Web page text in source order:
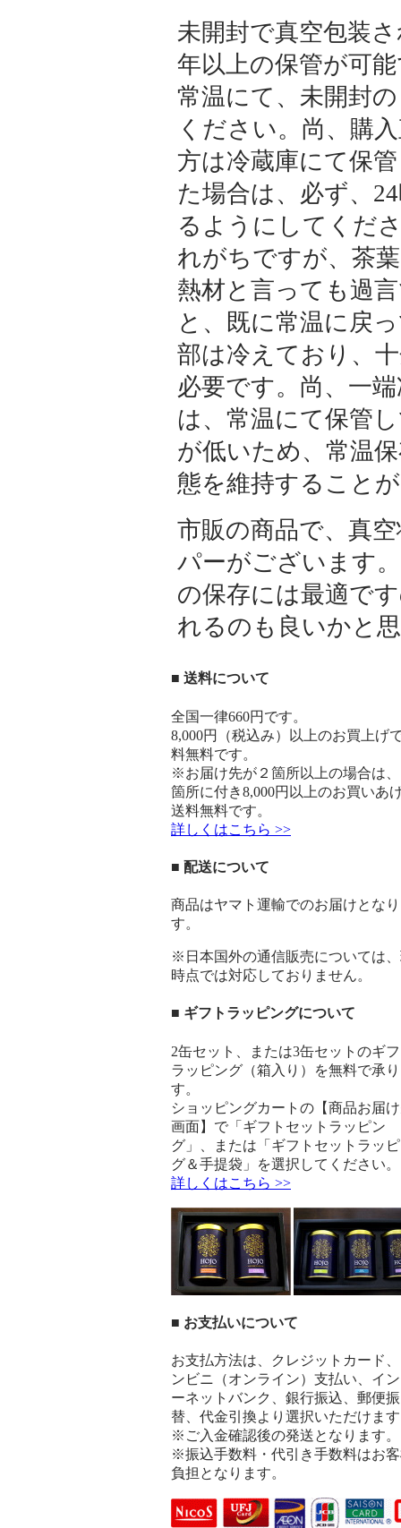
未開封で真空包装
年以上の保管が可
常温にて、未開封
ください。尚、購
方は冷蔵庫にて保
た場合は、必ず、
るようにしてくだ
れがちですが、茶
熱材と言っても過
と、既に常温に戻
部は冷えており、
必要です。尚、一
は、常温にて保管
が低いため、常温
態を維持すること
市販の商品で、真
パーがございます
の保存には最適で
れるのも良いかと
■ 送料について
全国一律660円です。
8,000円（税込み）以上のお買上げ
料無料です。
※お届け先が２箇所以上の場合は
箇所に付き8,000円以上のお買いあ
送料無料です。
詳しくはこちら >>
■ 配送について
商品はヤマト運輸でのお届けとな
す。
※日本国外の通信販売については
時点では対応しておりません。
■ ギフトラッピングについて
2缶セット、または3缶セットのギ
ラッピング（箱入り）を無料で承
す。
ショッピングカートの【商品お届
画面】で「ギフトセットラッピン
グ」、または「ギフトセットラッ
グ＆手提袋」を選択してください。
詳しくはこちら >>
■ お支払いについて
お支払方法は、クレジットカード
ンビニ（オンライン）支払い、イ
ーネットバンク、銀行振込、郵便振
替、代金引換より選択いただけま
※ご入金確認後の発送となります。
※振込手数料・代引き手数料はお
負担となります。